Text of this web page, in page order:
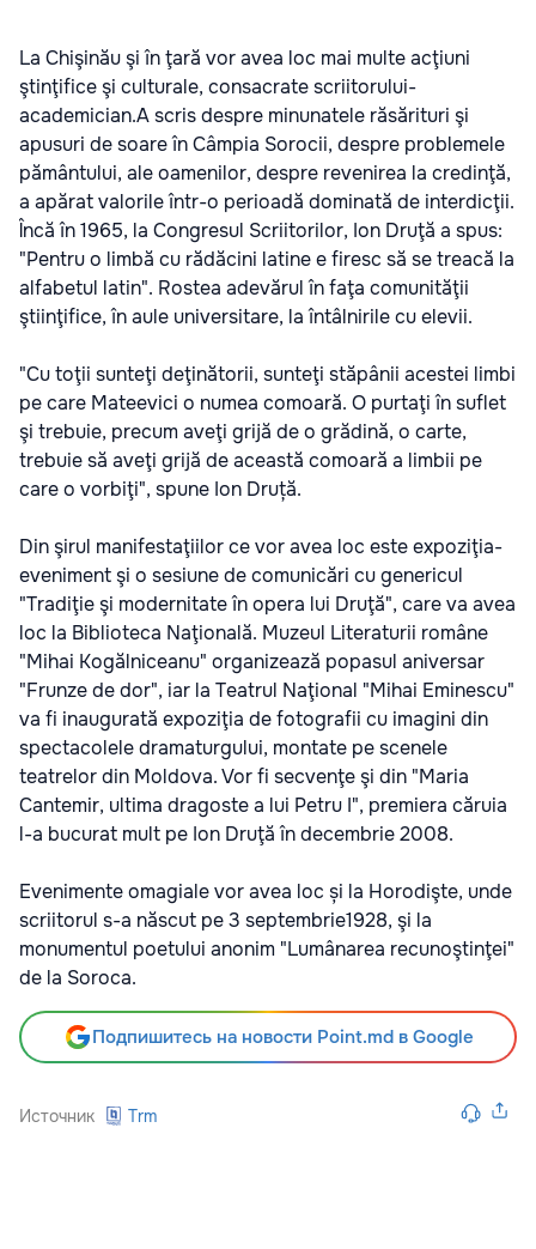
La Chişinău şi în ţară vor avea loc mai multe acţiuni
ştinţifice şi culturale, consacrate scriitorului-
academician.A scris despre minunatele răsărituri şi
apusuri de soare în Câmpia Sorocii, despre problemele
pământului, ale oamenilor, despre revenirea la credinţă,
a apărat valorile într-o perioadă dominată de interdicţii.
Încă în 1965, la Congresul Scriitorilor, Ion Druţă a spus:
"Pentru o limbă cu rădăcini latine e firesc să se treacă la
alfabetul latin". Rostea adevărul în faţa comunităţii
ştiinţifice, în aule universitare, la întâlnirile cu elevii.
"Cu toţii sunteţi deţinătorii, sunteţi stăpânii acestei limbi
pe care Mateevici o numea comoară. O purtaţi în suflet
şi trebuie, precum aveţi grijă de o grădină, o carte,
trebuie să aveţi grijă de această comoară a limbii pe
care o vorbiţi", spune Ion Druță.
Din şirul manifestaţiilor ce vor avea loc este expoziţia-
eveniment şi o sesiune de comunicări cu genericul
"Tradiţie şi modernitate în opera lui Druţă", care va avea
loc la Biblioteca Naţională. Muzeul Literaturii române
"Mihai Kogălniceanu" organizează popasul aniversar
"Frunze de dor", iar la Teatrul Naţional "Mihai Eminescu"
va fi inaugurată expoziţia de fotografii cu imagini din
spectacolele dramaturgului, montate pe scenele
teatrelor din Moldova. Vor fi secvenţe şi din "Maria
Cantemir, ultima dragoste a lui Petru I", premiera căruia
l-a bucurat mult pe Ion Druţă în decembrie 2008.
Evenimente omagiale vor avea loc și la Horodişte, unde
scriitorul s-a născut pe 3 septembrie1928, şi la
monumentul poetului anonim "Lumânarea recunoştinţei"
de la Soroca.
Подпишитесь на новости Point.md в Google
Источник Trm